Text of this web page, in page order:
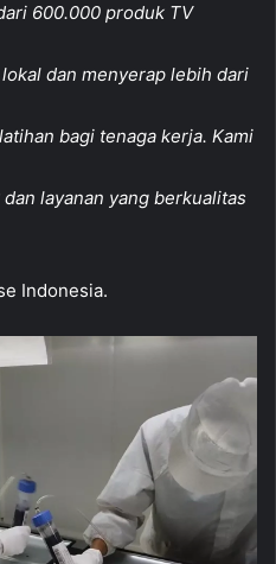
600.000 produk TV
dan menyerap lebih dari
bagi tenaga kerja. Kami
layanan yang berkualitas
Indonesia.